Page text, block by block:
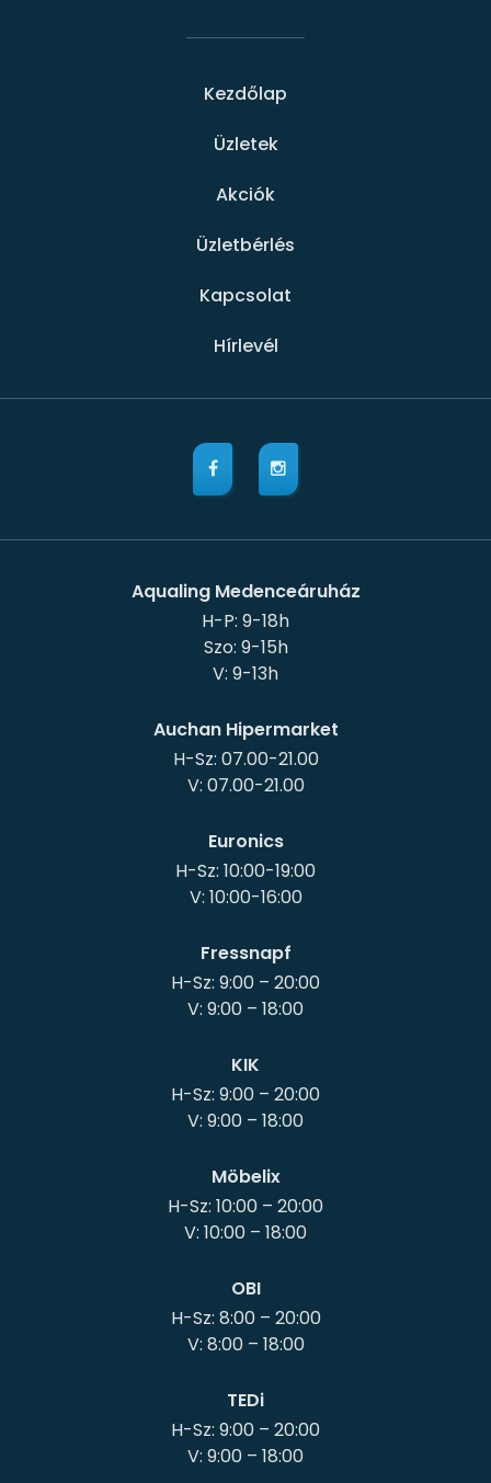
Kezdőlap
Üzletek
Akciók
Üzletbérlés
Kapcsolat
Hírlevél
Aqualing Medenceáruház
H-P: 9-18h
Szo: 9-15h
Auchan Hipermarket
H-Sz: 07.00-21.00
V: 07.00-21.00
Euronics
H-Sz: 10:00-19:00
V: 10:00-16:00
Fressnapf
H-Sz: 9:00 – 20:00
KIK
H-Sz: 9:00 – 20:00
Möbelix
H-Sz: 10:00 – 20:00
OBI
H-Sz: 8:00 – 20:00
V: 8:00 – 18:00
TEDi
H-Sz: 9:00 – 20:00